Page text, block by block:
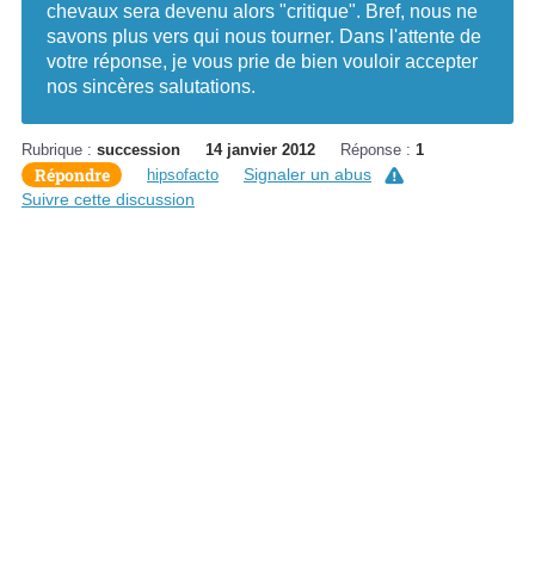
chevaux sera devenu alors "critique". Bref, nous ne
savons plus vers qui nous tourner. Dans l'attente de
votre réponse, je vous prie de bien vouloir accepter
nos sincères salutations.
Rubrique : succession 14 janvier 2012 Réponse : 1
Répondre hipsofacto
Signaler un abus
Suivre cette discussion